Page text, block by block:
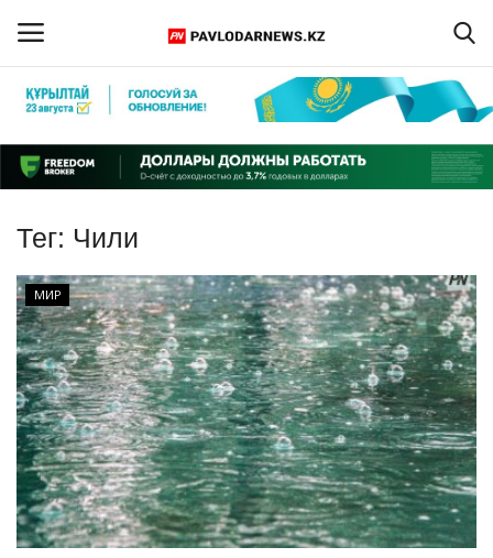
Регистрация
Главная
Обратная связь
ПАВЛОДАРСКАЯ ОБЛАСТЬ
КАЗАХСТАН
МИР
СПЕЦПРОЕКТЫ
СПОРТ
Тег: Чили
МИР